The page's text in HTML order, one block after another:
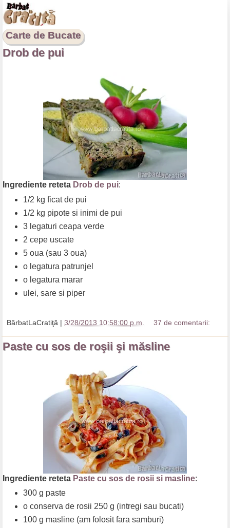
Carte de Bucate
Drob de pui
Ingrediente reteta Drob de pui:
1/2 kg ficat de pui
1/2 kg pipote si inimi de pui
3 legaturi ceapa verde
2 cepe uscate
5 oua (sau 3 oua)
o legatura patrunjel
o legatura marar
ulei, sare si piper
BărbatLaCratiţă | 3/28/2013 10:58:00 p.m. 37 de comentarii:
Paste cu sos de roşii şi măsline
Ingrediente reteta Paste cu sos de rosii si masline:
300 g paste
o conserva de rosii 250 g (intregi sau bucati)
100 g masline (am folosit fara samburi)